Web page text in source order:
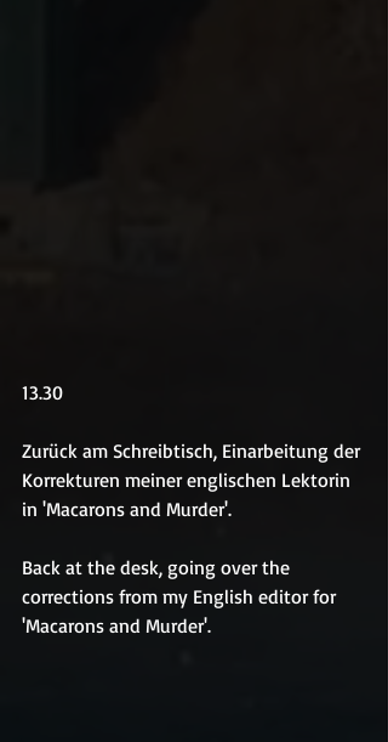
13.30
Zurück am Schreibtisch, Einarbeitung der
Korrekturen meiner englischen Lektorin
in 'Macarons and Murder'.
Back at the desk, going over the
corrections from my English editor for
'Macarons and Murder'.